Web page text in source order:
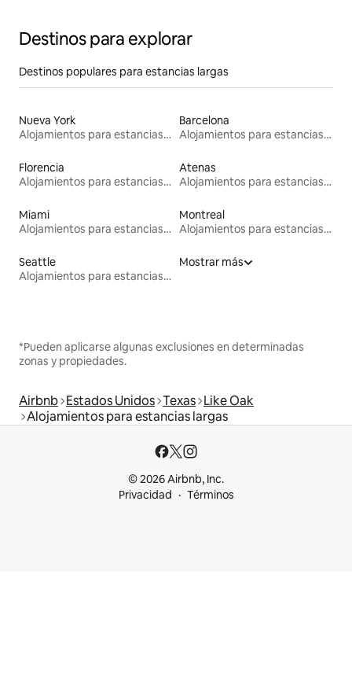
Destinos para explorar
Destinos populares para estancias largas
Nueva York
Alojamientos para estancias largas
Barcelona
Alojamientos para estancias largas
Florencia
Alojamientos para estancias largas
Atenas
Alojamientos para estancias largas
Miami
Alojamientos para estancias largas
Montreal
Alojamientos para estancias largas
Seattle
Alojamientos para estancias largas
Mostrar más
*Pueden aplicarse algunas exclusiones en determinadas
zonas y propiedades.
Airbnb Estados Unidos Texas Like Oak
Alojamientos para estancias largas
© 2026 Airbnb, Inc.
Privacidad
Términos